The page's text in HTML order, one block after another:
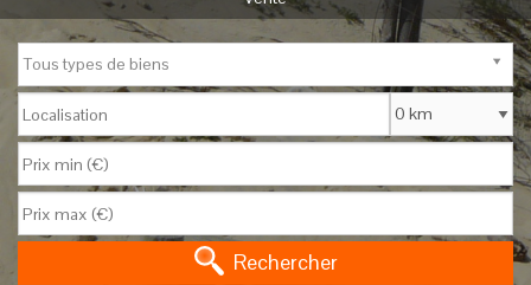
Actualité
Contact
Tous types de biens
Rechercher